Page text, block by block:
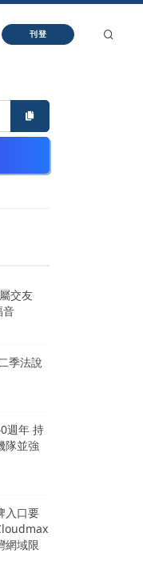
刊登
交友
音
季法說
週年 持
隊並強
入口要
網域限